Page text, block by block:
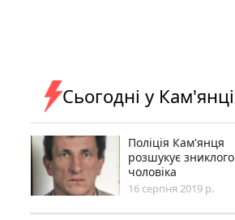
Сьогодні у Кам'янці
Поліція Кам'янця
розшукує зниклого
чоловіка
16 серпня 2019 р.